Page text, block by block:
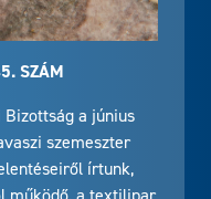
SZÁM
a június
szemeszter
írtunk,
a textilipar